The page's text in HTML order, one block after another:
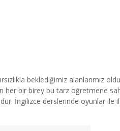
beklediğimiz alanlarımız
bir birey bu tarz öğretmene
İngilizce derslerinde oyunlar ile